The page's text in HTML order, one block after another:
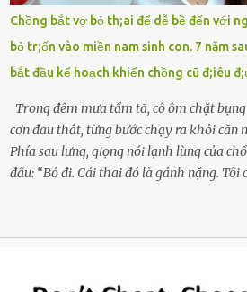
khai tìm kiếm. Danh tính các nạn nhân
và 2 con gái là cháu V.H.B. (SN 2020) và
con của anh D. và chị B.T.Y. (SN 1999).
bàn giao t...
Chồng bắt vợ bỏ th;ai để dễ bề đến với
bỏ tr;ốn vào miền nam sinh con. 7 năm
bắt đầu kế hoạch khiến chồng cũ đ;iêu
Trong đêm mưa tầm tã, cô ôm chặt
cơn đau thắt, từng bước chạy ra khỏi căn
Phía sau lưng, giọng nói lạnh lùng của
đầu: “Bỏ đi. Cái thai đó là gánh nặng. Tôi
kế hoạch được chuẩn bị kỹ lưỡng để
phải trả giá … Hà Nội, mùa thu năm